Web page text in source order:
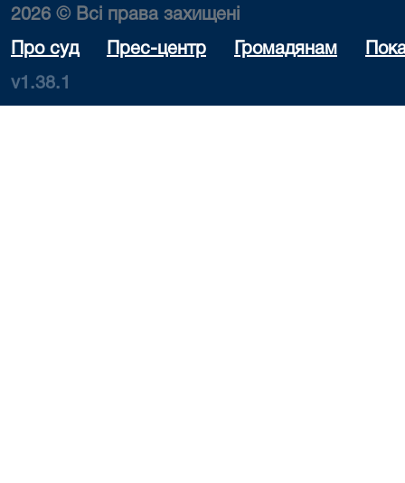
2026 © Всі права захищені
Про суд Прес-центр Громадянам
v1.38.1